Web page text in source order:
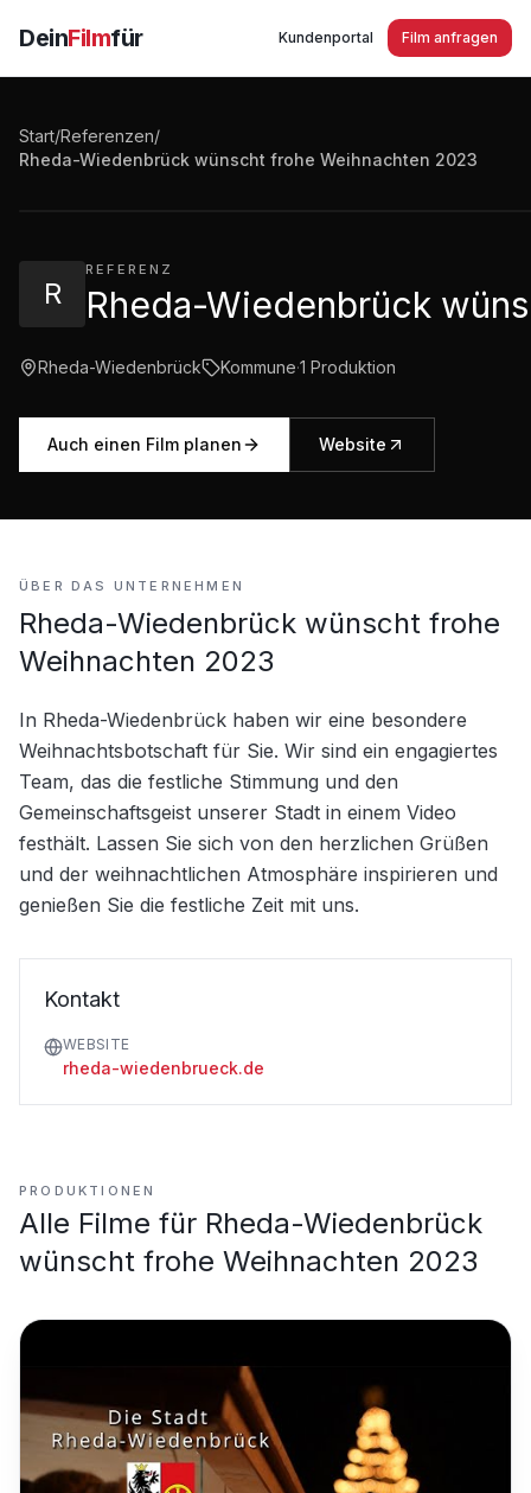
DeinFilmfür Kundenportal Film anfragen
Start/Referenzen/
Rheda-Wiedenbrück wünscht frohe Weihnachten 2023
R
REFERENZ
Rheda-Wiedenbrück
Rheda-Wiedenbrück Kommune·1 Produktion
Auch einen Film planen Website
Rheda-Wiedenbrück wünscht frohe Weihnachten
ÜBER DAS UNTERNEHMEN
Rheda-Wiedenbrück wünscht frohe
Weihnachten 2023
In Rheda-Wiedenbrück haben wir eine besondere
Weihnachtsbotschaft für Sie. Wir sind ein engagiertes
Team, das die festliche Stimmung und den
Gemeinschaftsgeist unserer Stadt in einem Video
festhält. Lassen Sie sich von den herzlichen Grüßen
und der weihnachtlichen Atmosphäre inspirieren und
genießen Sie die festliche Zeit mit uns.
Kontakt
WEBSITE
rheda-wiedenbrueck.de
PRODUKTIONEN
Alle Filme für Rheda-Wiedenbrück
wünscht frohe Weihnachten 2023